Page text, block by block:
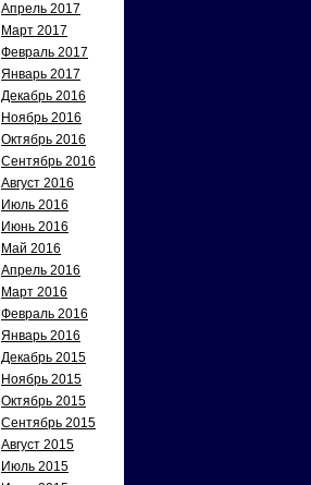
Апрель 2017
Март 2017
Февраль 2017
Январь 2017
Декабрь 2016
Ноябрь 2016
Октябрь 2016
Сентябрь 2016
Август 2016
Июль 2016
Июнь 2016
Май 2016
Апрель 2016
Март 2016
Февраль 2016
Январь 2016
Декабрь 2015
Ноябрь 2015
Октябрь 2015
Сентябрь 2015
Август 2015
Июль 2015